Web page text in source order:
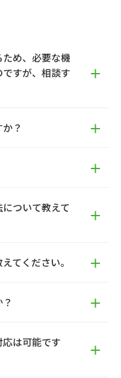
め、必要な機
すが、相談す
？
ついて教えて
てください。
は可能です